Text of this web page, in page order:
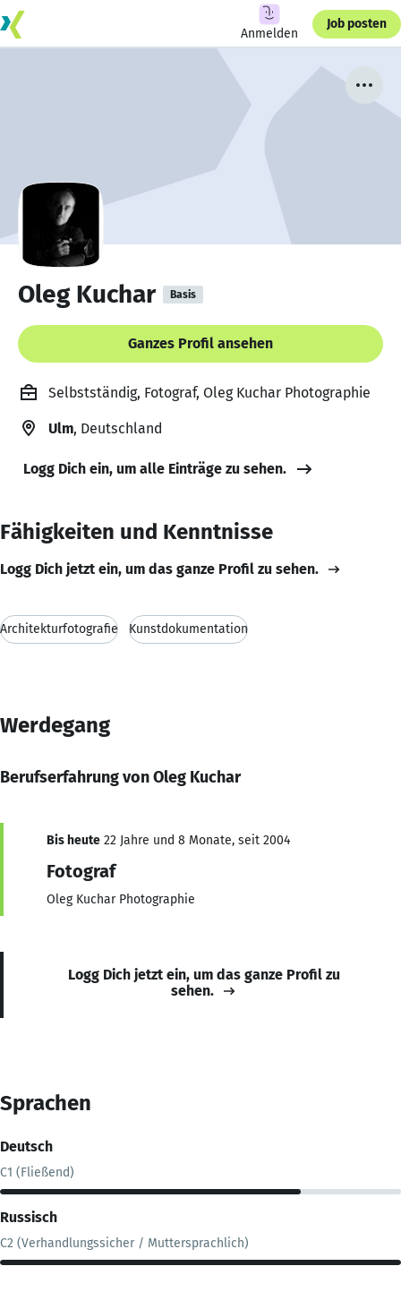
Anmelden
Job posten
Oleg Kuchar Basis
Ganzes Profil ansehen
Selbstständig, Fotograf, Oleg Kuchar Photographie
Ulm, Deutschland
Logg Dich ein, um alle Einträge zu sehen.
Fähigkeiten und Kenntnisse
Logg Dich jetzt ein, um das ganze Profil zu sehen.
Architekturfotografie Kunstdokumentation
Werdegang
Berufserfahrung von Oleg Kuchar
Bis heute 22 Jahre und 8 Monate, seit 2004
Fotograf
Oleg Kuchar Photographie
Logg Dich jetzt ein, um das ganze Profil zu
sehen.
Sprachen
Deutsch
C1 (Fließend)
Russisch
C2 (Verhandlungssicher / Muttersprachlich)